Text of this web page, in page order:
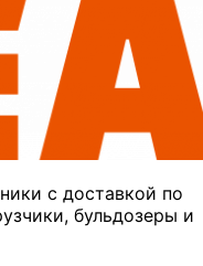
с доставкой по
бульдозеры и